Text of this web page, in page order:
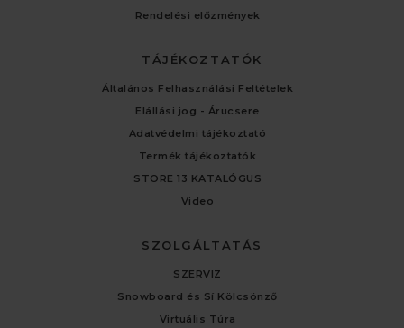
Rendelési előzmények
TÁJÉKOZTATÓK
Általános Felhasználási Feltételek
Elállási jog - Árucsere
Adatvédelmi tájékoztató
Termék tájékoztatók
STORE 13 KATALÓGUS
Video
SZOLGÁLTATÁS
SZERVIZ
Snowboard és Sí Kölcsönző
Virtuális Túra